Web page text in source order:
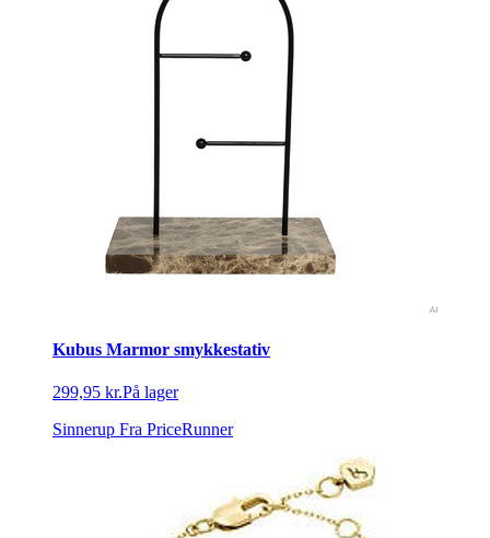
Kubus Marmor smykkestativ
299,95 kr.På lager
Sinnerup Fra PriceRunner